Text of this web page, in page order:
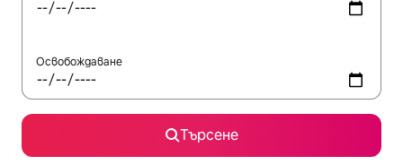
Освобождаване
Търсене